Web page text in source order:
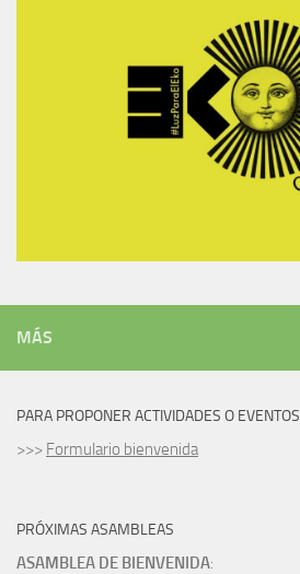
MÁS
PARA PROPONER ACTIVIDADES O EVENTOS
>>> Formulario bienvenida
PRÓXIMAS ASAMBLEAS
ASAMBLEA DE BIENVENIDA: